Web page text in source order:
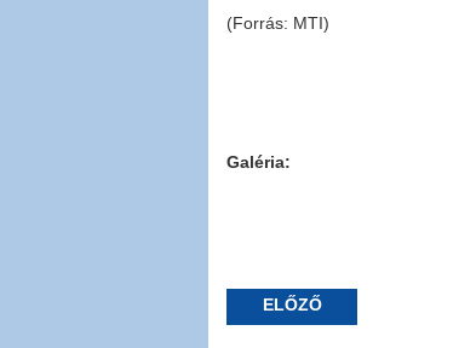
(Forrás: MTI)
Galéria:
ELŐZŐ